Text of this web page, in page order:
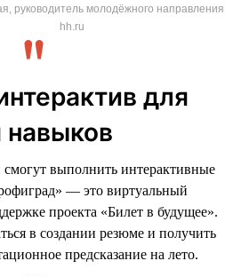
руководитель молодёжного направления
hh.ru
для
навыков
выполнить интерактивные
— это виртуальный
проекта «Билет в будущее».
в создании резюме и получить
предсказание на лето.